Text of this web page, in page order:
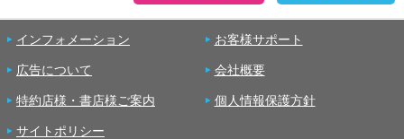
インフォメーション お客様サポート
広告について 会社概要
特約店様・書店様ご案内 個人情報保護方針
サイトポリシー